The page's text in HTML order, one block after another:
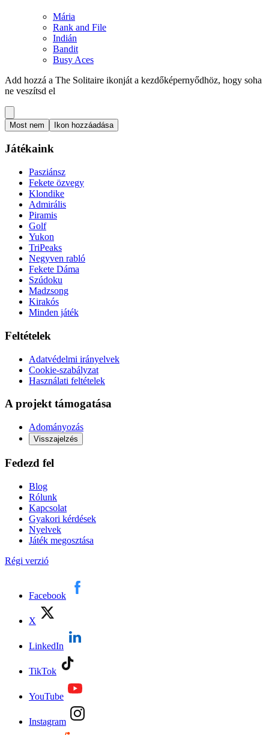
Mária
Rank and File
Indián
Bandit
Busy Aces
Add hozzá a The Solitaire ikonját a kezdőképernyődhöz, hogy soha
ne veszítsd el
Most nem Ikon hozzáadása
Játékaink
Pasziánsz
Fekete özvegy
Klondike
Admirális
Piramis
Golf
Yukon
TriPeaks
Negyven rabló
Fekete Dáma
Szúdoku
Madzsong
Kirakós
Minden játék
Feltételek
Adatvédelmi irányelvek
Cookie-szabályzat
Használati feltételek
A projekt támogatása
Adományozás
Visszajelzés
Fedezd fel
Blog
Rólunk
Kapcsolat
Gyakori kérdések
Nyelvek
Játék megosztása
Régi verzió
Facebook
X
LinkedIn
TikTok
YouTube
Instagram